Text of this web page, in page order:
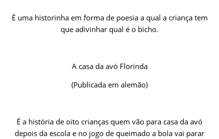
É uma historinha em forma de poesia a qual a criança tem
que adivinhar qual é o bicho.
A casa da avó Florinda
(Publicada em alemão)
É a história de oito crianças quem vão para casa da avó
depois da escola e no jogo de queimado a bola vai parar